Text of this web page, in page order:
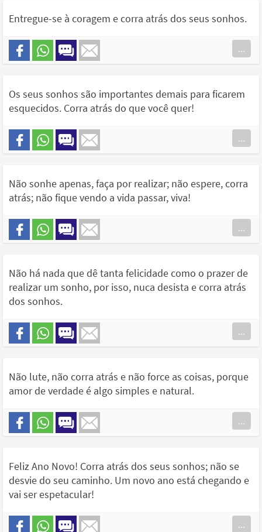
Entregue-se à coragem e corra atrás dos seus sonhos.
...
Os seus sonhos são importantes demais para ficarem
esquecidos. Corra atrás do que você quer!
...
Não sonhe apenas, faça por realizar; não espere, corra
atrás; não fique vendo a vida passar, viva!
...
Não há nada que dê tanta felicidade como o prazer de
realizar um sonho, por isso, nuca desista e corra atrás
dos sonhos.
...
Não lute, não corra atrás e não force as coisas, porque
amor de verdade é algo simples e natural.
...
Feliz Ano Novo! Corra atrás dos seus sonhos; não se
desvie do seu caminho. Um novo ano está chegando e
vai ser espetacular!
...